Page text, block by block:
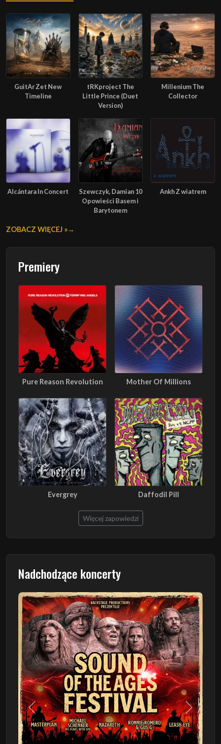
GuitAr Zet New
Timeline
tRKproject The
Little Prince (Duet
Version)
Millenium The
Collector
Alcántara In Concert
Szewczyk, Damian 10
Opowieści Basem i
Barytonem
Ankh Z wiatrem
ZOBACZ WIĘCEJ »
Premiery
Pure Reason Revolution Mother Of Millions
Evergrey Daffodil Pill
Więcej zapowiedzi
Nadchodzące koncerty
Poprzedni Następny